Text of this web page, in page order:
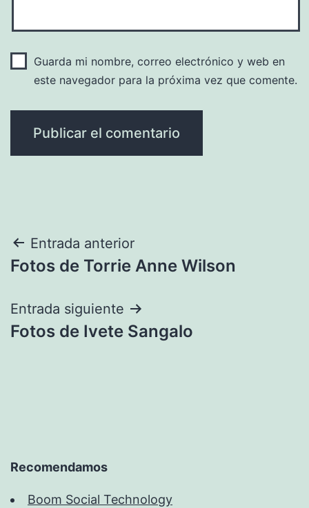
Guarda mi nombre, correo electrónico y web en
este navegador para la próxima vez que comente.
Navegación
de
entradas
Entrada anterior
Fotos de Torrie Anne Wilson
Entrada siguiente
Fotos de Ivete Sangalo
Recomendamos
Boom Social Technology